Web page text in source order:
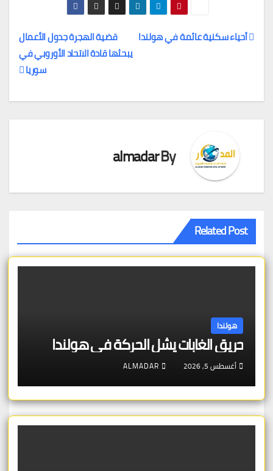
قضية الهجرة جدول الأعمال
يبحثها قادة الاتحاد الأوروبي في
سوريا
أحياء سكنية عائمة في هولندا
By
almadar
Related Post
هولندا
حريق الغابات يشل الحركة في هولندا
أغسطس 5, 2026 ALMADAR